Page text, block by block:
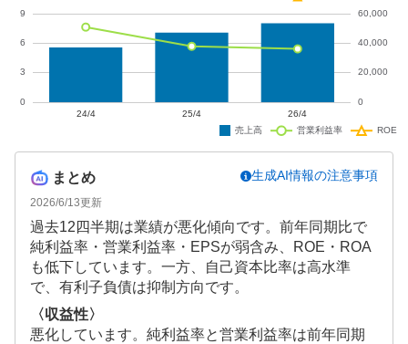
まとめ
2026/6/13更新
生成AI情報の注意事項
過去12四半期は業績が悪化傾向です。前年同期比で
純利益率・営業利益率・EPSが弱含み、ROE・ROA
も低下しています。一方、自己資本比率は高水準
で、有利子負債は抑制方向です。
〈収益性〉
悪化しています。純利益率と営業利益率は前年同期